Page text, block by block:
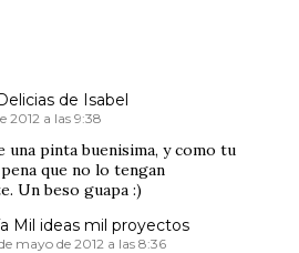
de Isabel
2012 a las 9:38
una pinta buenisima, y como tu
que no lo tengan
Un beso guapa :)
Mil ideas mil proyectos
mayo de 2012 a las 8:36